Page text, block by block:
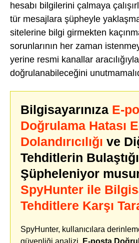
hesabı bilgilerini çalmaya
tür mesajlara şüpheyle
sitelerine bilgi girmekten
sorunlarının her zaman
yerine resmi kanallar aracılığıyla
doğrulanabileceğini
Bilgisayarınıza E-
Doğrulama Hatası
Dolandırıcılığı ve
Tehditlerin
Şüpheleniyor
SpyHunter ile
Tehditlere Karşı
SpyHunter, kullanıcılara
güvenliği analizi,
E-posta